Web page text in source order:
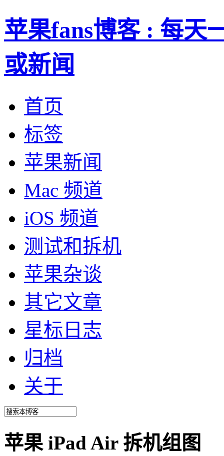
苹果fans博客 : 每天
或新闻
首页
标签
苹果新闻
Mac 频道
iOS 频道
测试和拆机
苹果杂谈
其它文章
星标日志
归档
关于
苹果 iPad Air 拆机组图